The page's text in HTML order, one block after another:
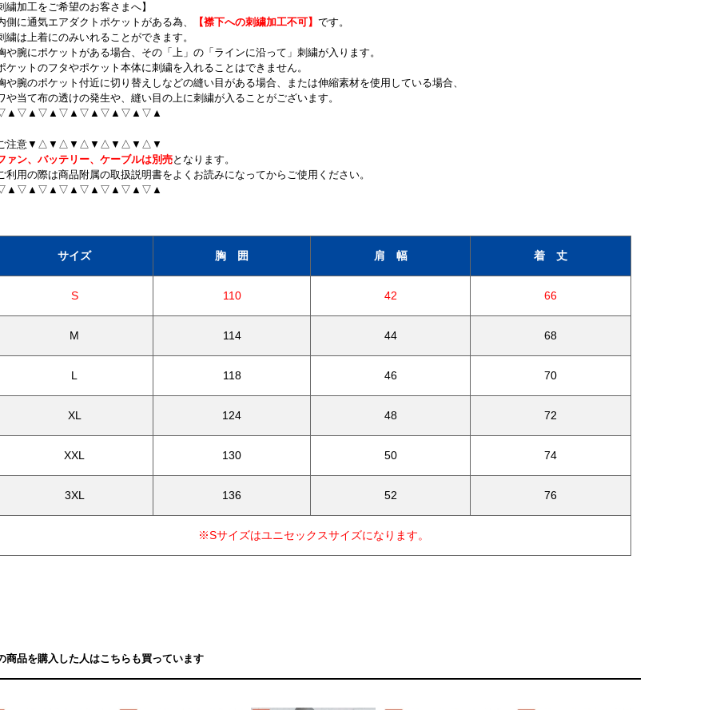
繍加工をご希望のお客さまへ】
側に通気エアダクトポケットがある為、
【襟下への刺繍加工不可】 です。
繍は上着にのみいれることができます。
や腕にポケットがある場合、その「上」の「ラインに沿って」刺繍が入ります。
ケットのフタやポケット本体に刺繍を入れることはできません。
や腕のポケット付近に切り替えしなどの縫い目がある場合、または伸縮素材を使用している場合、
や当て布の透けの発生や、縫い目の上に刺繍が入ることがございます。
注意▼△▼△▼△▼△▼△▼△▼
ァン、バッテリー、ケーブルは別売となります。
利用の際は商品附属の取扱説明書をよくお読みになってからご使用ください。
サイズ 胸 囲 肩 幅 着 丈
S 110 42 66
M 114 44 68
L 118 46 70
XL 124 48 72
XXL 130 50 74
3XL 136 52 76
※Sサイズはユニセックスサイズになります。
商品を購入した人はこちらも買っています